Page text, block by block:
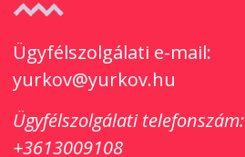
Ügyfélszolgálati e-mail:
yurkov@yurkov.hu
Ügyfélszolgálatitelefonszám:
+3613009108